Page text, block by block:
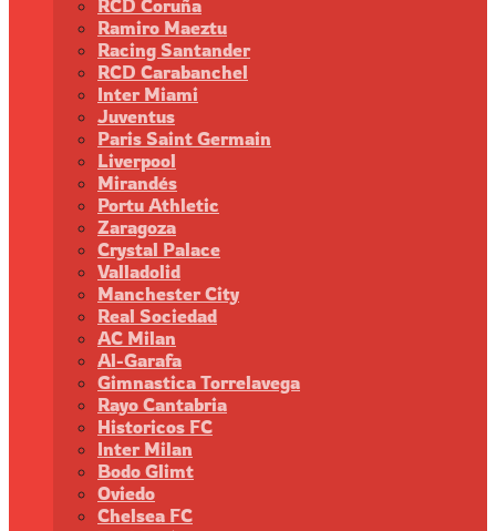
RCD Coruña
Ramiro Maeztu
Racing Santander
RCD Carabanchel
Inter Miami
Juventus
Paris Saint Germain
Liverpool
Mirandés
Portu Athletic
Zaragoza
Crystal Palace
Valladolid
Manchester City
Real Sociedad
AC Milan
Al-Garafa
Gimnastica Torrelavega
Rayo Cantabria
Historicos FC
Inter Milan
Bodo Glimt
Oviedo
Chelsea FC